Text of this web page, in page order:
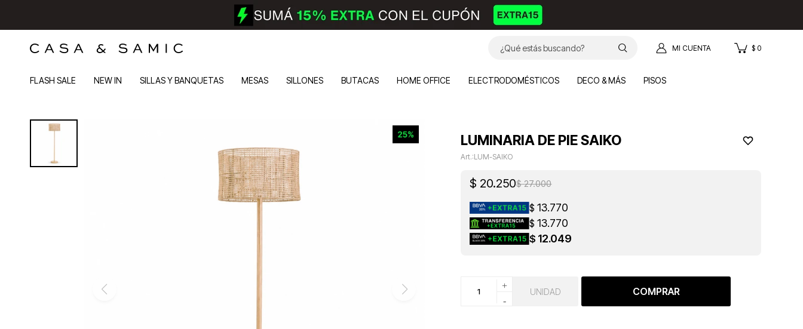
FLASH SALE NEW IN SILLAS Y BANQUETAS MESAS SILLONES BUTACAS HOME OFFICE ELECTRODOMÉSTICOS DECO & MÁS PISOS
$ 0
LUMINARIA DE PIE SAIKO
LUM-SAIKO
$ 20.250$ 27.000
$ 13.770
$ 13.770
$ 12.049
+
-
UNIDAD COMPRAR